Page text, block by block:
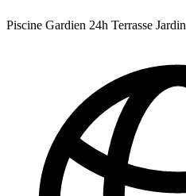
Piscine Gardien 24h Terrasse Jardin